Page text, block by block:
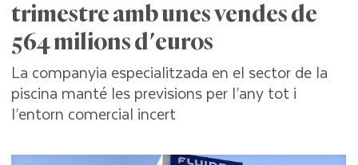
trimestre amb unes vendes de
564 milions d'euros
La companyia especialitzada en el sector de la
piscina manté les previsions per l’any tot i
l’entorn comercial incert